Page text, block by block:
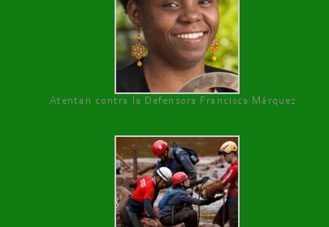
Atentan contra la Defensora Francisca Márquez